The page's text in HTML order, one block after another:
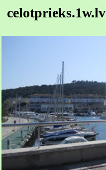
celotprieks.1w.lv